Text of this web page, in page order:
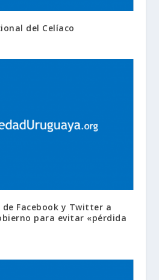
del Celíaco
Facebook y Twitter a
para evitar «pérdida